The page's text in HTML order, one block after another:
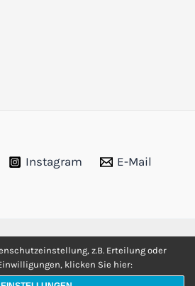
Instagram E-Mail
Schneesport am Reithlift e.V. |
|Impressum
z.B. Erteilung oder
klicken Sie hier: